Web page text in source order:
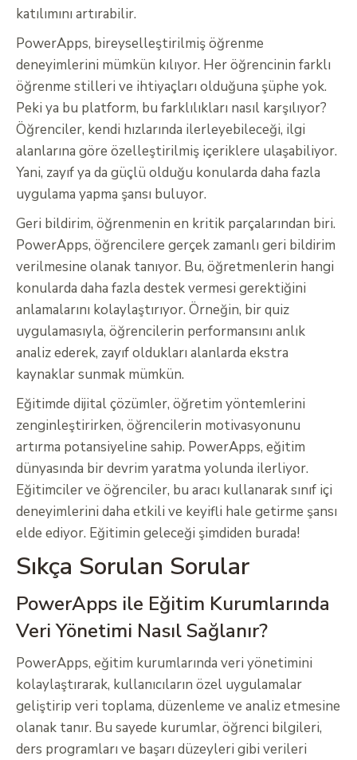
katılımını artırabilir.
PowerApps, bireyselleştirilmiş öğrenme
deneyimlerini mümkün kılıyor. Her öğrencinin farklı
öğrenme stilleri ve ihtiyaçları olduğuna şüphe yok.
Peki ya bu platform, bu farklılıkları nasıl karşılıyor?
Öğrenciler, kendi hızlarında ilerleyebileceği, ilgi
alanlarına göre özelleştirilmiş içeriklere ulaşabiliyor.
Yani, zayıf ya da güçlü olduğu konularda daha fazla
uygulama yapma şansı buluyor.
Geri bildirim, öğrenmenin en kritik parçalarından biri.
PowerApps, öğrencilere gerçek zamanlı geri bildirim
verilmesine olanak tanıyor. Bu, öğretmenlerin hangi
konularda daha fazla destek vermesi gerektiğini
anlamalarını kolaylaştırıyor. Örneğin, bir quiz
uygulamasıyla, öğrencilerin performansını anlık
analiz ederek, zayıf oldukları alanlarda ekstra
kaynaklar sunmak mümkün.
Eğitimde dijital çözümler, öğretim yöntemlerini
zenginleştirirken, öğrencilerin motivasyonunu
artırma potansiyeline sahip. PowerApps, eğitim
dünyasında bir devrim yaratma yolunda ilerliyor.
Eğitimciler ve öğrenciler, bu aracı kullanarak sınıf içi
deneyimlerini daha etkili ve keyifli hale getirme şansı
elde ediyor. Eğitimin geleceği şimdiden burada!
Sıkça Sorulan Sorular
PowerApps ile Eğitim Kurumlarında
Veri Yönetimi Nasıl Sağlanır?
PowerApps, eğitim kurumlarında veri yönetimini
kolaylaştırarak, kullanıcıların özel uygulamalar
geliştirip veri toplama, düzenleme ve analiz etmesine
olanak tanır. Bu sayede kurumlar, öğrenci bilgileri,
ders programları ve başarı düzeyleri gibi verileri